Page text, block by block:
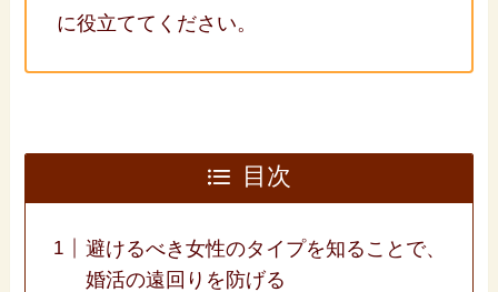
に役立ててください。
目次
避けるべき女性のタイプを知ることで、
婚活の遠回りを防げる